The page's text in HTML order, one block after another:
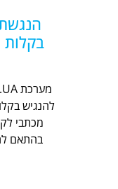
להנגיש
מכתבי
בהתאם